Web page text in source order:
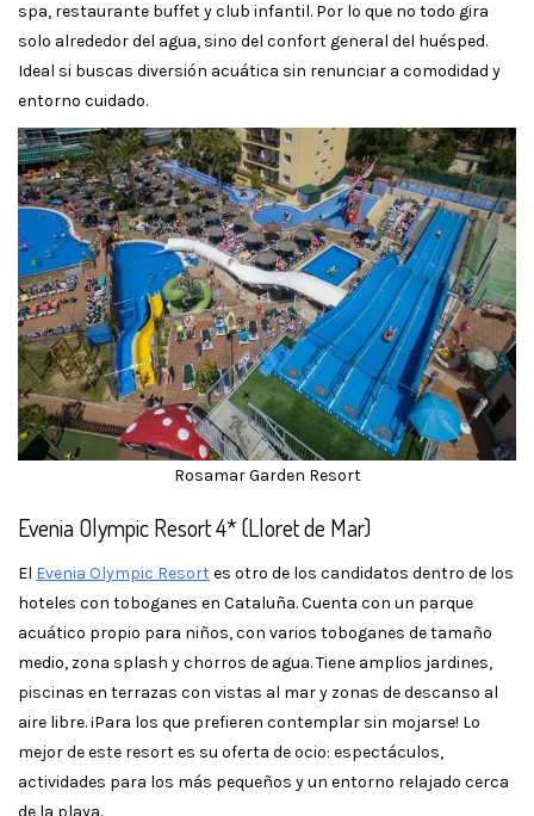
spa, restaurante buffet y club infantil. Por lo que no todo gira
solo alrededor del agua, sino del confort general del huésped.
Ideal si buscas diversión acuática sin renunciar a comodidad y
entorno cuidado.
Rosamar Garden Resort
Evenia Olympic Resort 4* (Lloret de Mar)
El Evenia Olympic Resortes otro de los candidatos dentro de los
hoteles con toboganes en Cataluña. Cuenta con un parque
acuático propio para niños, con varios toboganes de tamaño
medio, zona splash y chorros de agua. Tiene amplios jardines,
piscinas en terrazas con vistas al mar y zonas de descanso al
aire libre. ¡Para los que prefieren contemplar sin mojarse! Lo
mejor de este resort es su oferta de ocio: espectáculos,
actividades para los más pequeños y un entorno relajado cerca
de la playa.